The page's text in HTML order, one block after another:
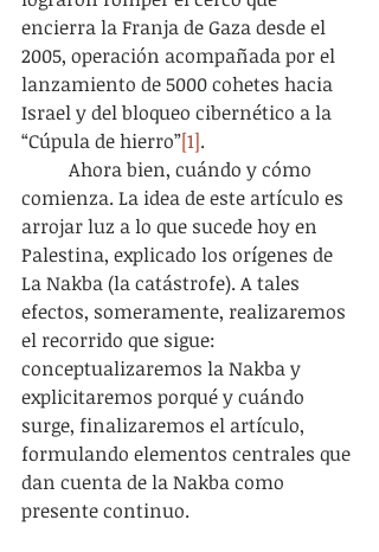
encierra la Franja de Gaza desde el
2005, operación acompañada por el
lanzamiento de 5000 cohetes hacia
Israel y del bloqueo cibernético a la
“Cúpula de hierro”[1].
comienza. La idea de este artículo es
arrojar luz a lo que sucede hoy en
Palestina, explicado los orígenes de
La Nakba (la catástrofe). A tales
efectos, someramente, realizaremos
el recorrido que sigue:
conceptualizaremos la Nakba y
explicitaremos porqué y cuándo
surge, finalizaremos el artículo,
formulando elementos centrales que
dan cuenta de la Nakba como
presente continuo.